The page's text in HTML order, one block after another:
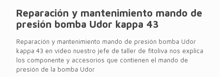
Reparación y mantenimiento mando de
presión bomba Udor kappa 43
Reparación y mantenimiento mando de presión bomba Udor
kappa 43 en vídeo nuestro jefe de taller de fitoliva nos explica
los componente y accesorios que contienen el mando de
presión de la bomba Udor